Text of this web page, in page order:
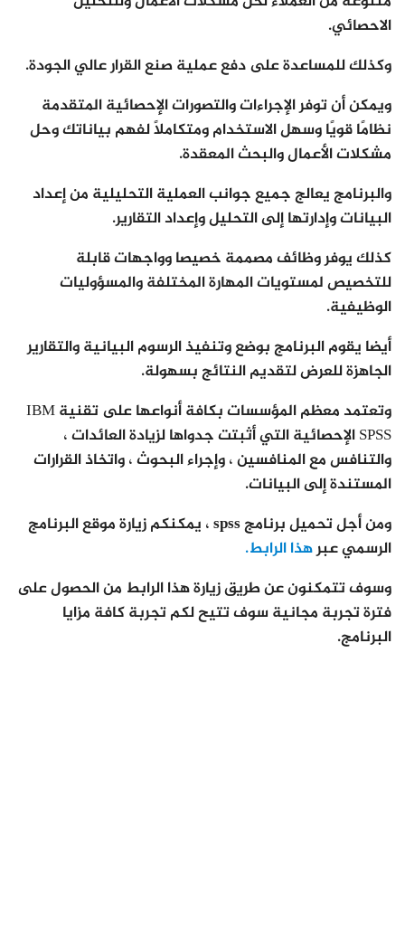
الاحصائي.
وكذلك للمساعدة على دفع عملية صنع القرار عالي الجودة.
ويمكن أن توفر الإجراءات والتصورات الإحصائية المتقدمة
نظامًا قويًا وسهل الاستخدام ومتكاملًا لفهم بياناتك وحل
مشكلات الأعمال والبحث المعقدة.
والبرنامج يعالج جميع جوانب العملية التحليلية من إعداد
البيانات وإدارتها إلى التحليل وإعداد التقارير.
كذلك يوفر وظائف مصممة خصيصا وواجهات قابلة
للتخصيص لمستويات المهارة المختلفة والمسؤوليات
الوظيفية.
أيضا يقوم البرنامج بوضع وتنفيذ الرسوم البيانية والتقارير
الجاهزة للعرض لتقديم النتائج بسهولة.
وتعتمد معظم المؤسسات بكافة أنواعها على تقنية IBM
SPSS الإحصائية التي أثبتت جدواها لزيادة العائدات ،
والتنافس مع المنافسين ، وإجراء البحوث ، واتخاذ القرارات
المستندة إلى البيانات.
ومن أجل تحميل برنامج spss ، يمكنكم زيارة موقع البرنامج
الرسمي عبرهذا الرابط.
وسوف تتمكنون عن طريق زيارة هذا الرابط من الحصول على
فترة تجربة مجانية سوف تتيح لكم تجربة كافة مزايا
البرنامج.